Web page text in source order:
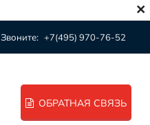
×
Звоните: +7(495) 970-76-52
ОБРАТНАЯ СВЯЗЬ